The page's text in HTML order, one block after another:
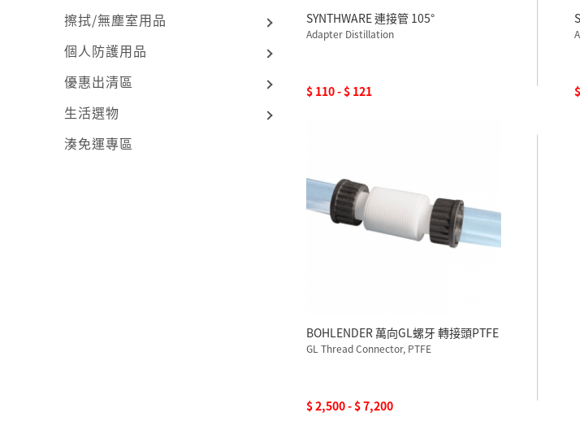
擦拭/無塵室用品
個人防護用品
優惠出清區
生活選物
湊免運專區
SYNTHWARE 連接管 105°
Adapter Distillation
$ 110 - $ 121
BOHLENDER 萬向GL螺牙 轉接頭PTFE
GL Thread Connector, PTFE
$ 2,500 - $ 7,200